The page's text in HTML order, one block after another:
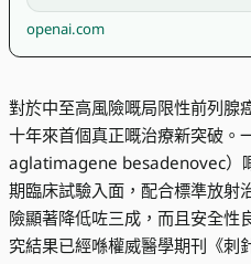
openai.com
對於中至高風險嘅局限性前列腺
十年來首個真正嘅治療新突破。
aglatimagene besadenovec）
期臨床試驗入面，配合標準放射
險顯著降低咗三成，而且安全性
究結果已經喺權威醫學期刊《刺